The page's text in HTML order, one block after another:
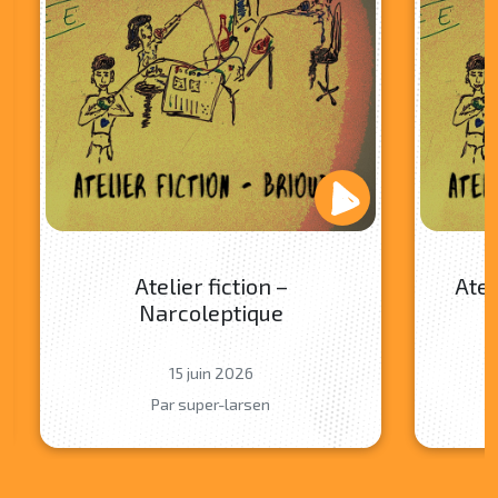
Atelier fiction –
Narcoleptique
15 juin 2026
Par super-larsen